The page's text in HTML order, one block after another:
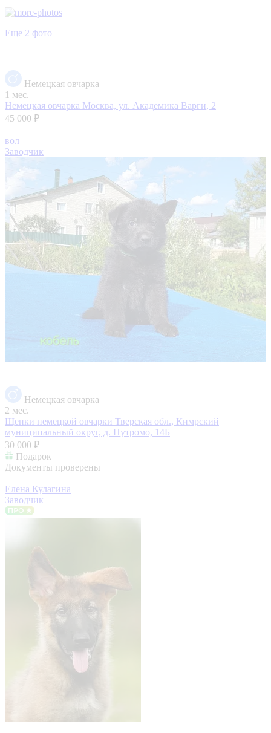
Еще 2 фото
Немецкая овчарка
1 мес.
Немецкая овчарка Москва, ул. Академика Варги, 2
45 000 ₽
вол
Заводчик
Немецкая овчарка
2 мес.
Щенки немецкой овчарки Тверская обл., Кимрский
муниципальный округ, д. Нутромо, 14Б
30 000 ₽
Подарок
Документы проверены
Елена Кулагина
Заводчик